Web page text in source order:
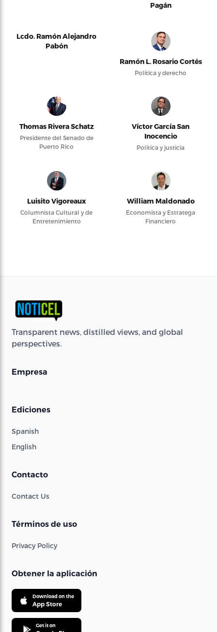
Pagán
Lcdo. Ramón Alejandro
Pabón
Ramón L. Rosario Cortés
Política y derecho
Thomas Rivera Schatz
Presidente del Senado de
Puerto Rico
Víctor García San
Inocencio
Política y justicia
Luisito Vigoreaux
Columnista Cultural y de
Entretenimiento
William Maldonado
Economista y Estratega
Financiero
Transparent news, distilled views, and global
perspectives.
Empresa
Ediciones
Spanish
English
Contacto
Contact Us
Términos de uso
Privacy Policy
Obtener la aplicación
Download on the
App Store
Get it on